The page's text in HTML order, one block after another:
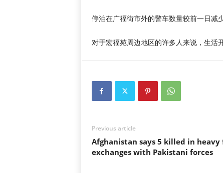
停泊在广福街市外的警车数量较前一日减
对于宏福苑周边地区的许多人来说，生活
Previous article
Afghanistan says 5 killed in heavy
exchanges with Pakistani forces